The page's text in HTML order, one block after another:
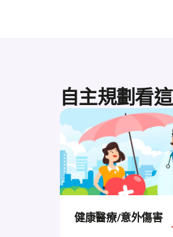
自主規劃看
健康醫療/意外傷害